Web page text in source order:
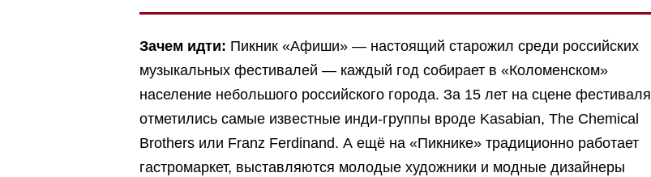
Зачем идти: Пикник «Афиши» — настоящий старожил среди российских
музыкальных фестивалей — каждый год собирает в «Коломенском»
население небольшого российского города. За 15 лет на сцене фестиваля
отметились самые известные инди-группы вроде Kasabian, The Chemical
Brothers или Franz Ferdinand. А ещё на «Пикнике» традиционно работает
гастромаркет, выставляются молодые художники и модные дизайнеры